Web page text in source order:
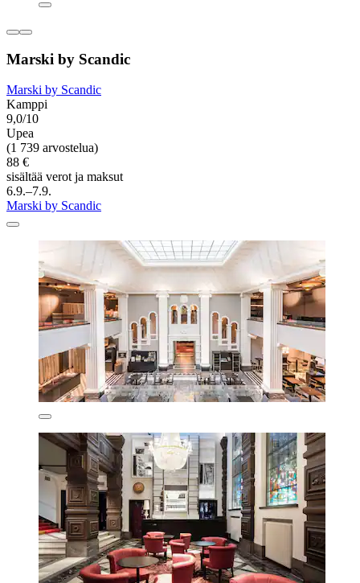
Marski by Scandic
Marski by Scandic
Kamppi
9,0/10
Upea
(1 739 arvostelua)
88 €
sisältää verot ja maksut
6.9.–7.9.
Marski by Scandic